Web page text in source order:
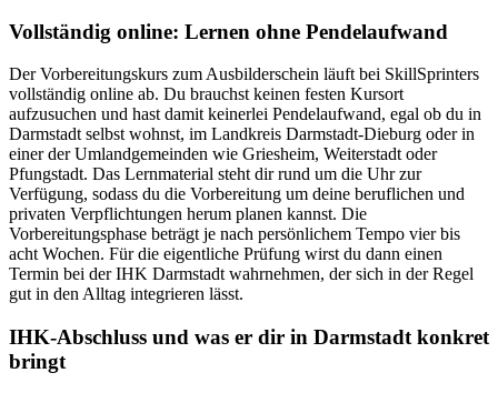
Vollständig online: Lernen ohne Pendelaufwand
Der Vorbereitungskurs zum Ausbilderschein läuft bei SkillSprinters
vollständig online ab. Du brauchst keinen festen Kursort
aufzusuchen und hast damit keinerlei Pendelaufwand, egal ob du in
Darmstadt selbst wohnst, im Landkreis Darmstadt-Dieburg oder in
einer der Umlandgemeinden wie Griesheim, Weiterstadt oder
Pfungstadt. Das Lernmaterial steht dir rund um die Uhr zur
Verfügung, sodass du die Vorbereitung um deine beruflichen und
privaten Verpflichtungen herum planen kannst. Die
Vorbereitungsphase beträgt je nach persönlichem Tempo vier bis
acht Wochen. Für die eigentliche Prüfung wirst du dann einen
Termin bei der IHK Darmstadt wahrnehmen, der sich in der Regel
gut in den Alltag integrieren lässt.
IHK-Abschluss und was er dir in Darmstadt konkret
bringt